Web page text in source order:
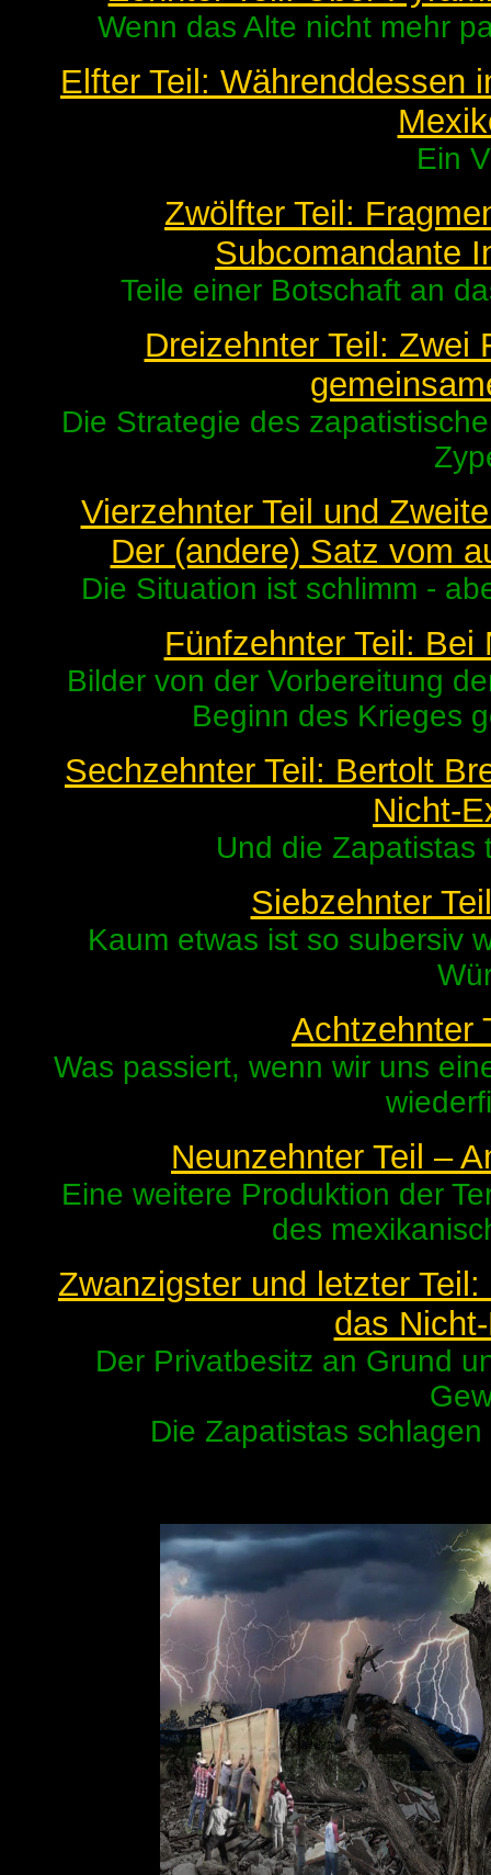
Wenn das Alte nicht mehr
Elfter Teil: Währenddessen
Ein
Zwölfter Teil:
Subcomandante
Teile einer Botschaft an
Dreizehnter Teil: Zwei
Die Strategie des
Vierzehnter Teil und
Der (andere) Satz vom
Die Situation ist schlimm -
Fünfzehnter Teil:
Bilder von der Vorbereitung
Beginn des Krieges
Sechzehnter Teil: Bertolt
Nicht-
Und die Zapatistas
Siebzehnter
Kaum etwas ist so subersiv
Achtzehnter
Was passiert, wenn wir uns
Neunzehnter Teil –
Eine weitere Produktion der
des
Zwanzigster und letzter
das
Der Privatbesitz an Grund
Die Zapatistas